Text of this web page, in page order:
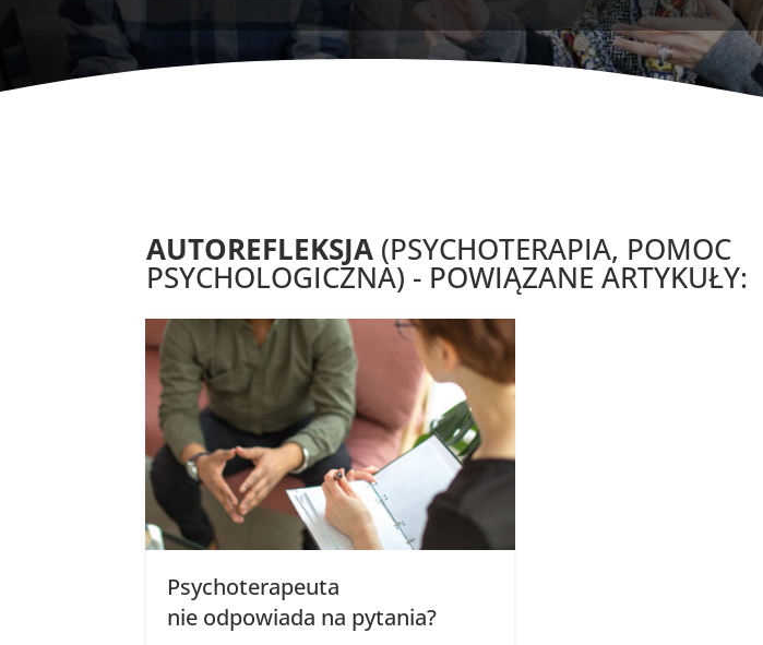
AUTOREFLEKSJA (PSYCHOTERAPIA, POMOC
PSYCHOLOGICZNA) - POWIĄZANE ARTYKUŁY:
Psychoterapeuta
nie odpowiada na pytania?